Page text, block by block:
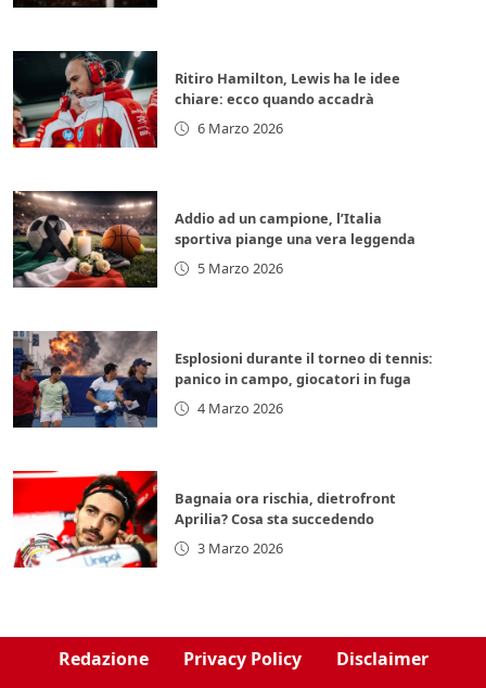
Ritiro Hamilton, Lewis ha le idee
chiare: ecco quando accadrà
6 Marzo 2026
Addio ad un campione, l’Italia
sportiva piange una vera leggenda
5 Marzo 2026
Esplosioni durante il torneo di tennis:
panico in campo, giocatori in fuga
4 Marzo 2026
Bagnaia ora rischia, dietrofront
Aprilia? Cosa sta succedendo
3 Marzo 2026
Redazione Privacy Policy Disclaimer